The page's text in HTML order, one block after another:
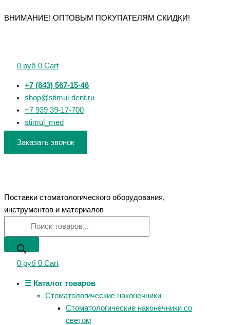
к
ВНИМАНИЕ! ОПТОВЫМ ПОКУПАТЕЛЯМ СКИДКИ!
0 руб 0 Cart
+7 (843) 567-15-46
shop@stimul-dent.ru
+7 939 39-17-700
stimul_med
Заказать звонок
Поставки стоматологического оборудования,
инструментов и материалов
товаров
0 руб 0 Cart
☰ Каталог товаров
Стоматологические наконечники
Стоматологические наконечники со
светом
товаров
товара
Dental
Chlorinated
50
(XL)
товара
товара
товара
товара